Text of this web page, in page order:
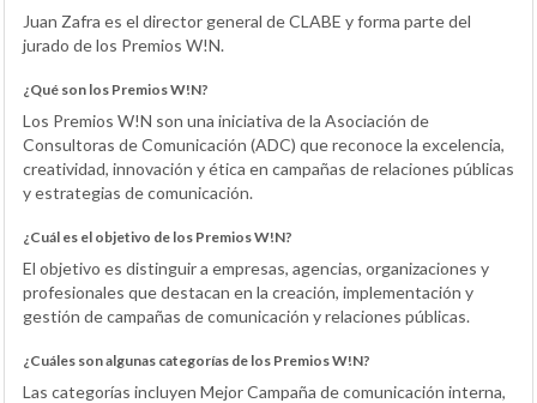
Juan Zafra es el director general de CLABE y forma parte del
jurado de los Premios W!N.
¿Qué son los Premios W!N?
Los Premios W!N son una iniciativa de la Asociación de
Consultoras de Comunicación (ADC) que reconoce la excelencia,
creatividad, innovación y ética en campañas de relaciones públicas
y estrategias de comunicación.
¿Cuál es el objetivo de los Premios W!N?
El objetivo es distinguir a empresas, agencias, organizaciones y
profesionales que destacan en la creación, implementación y
gestión de campañas de comunicación y relaciones públicas.
¿Cuáles son algunas categorías de los Premios W!N?
Las categorías incluyen Mejor Campaña de comunicación interna,